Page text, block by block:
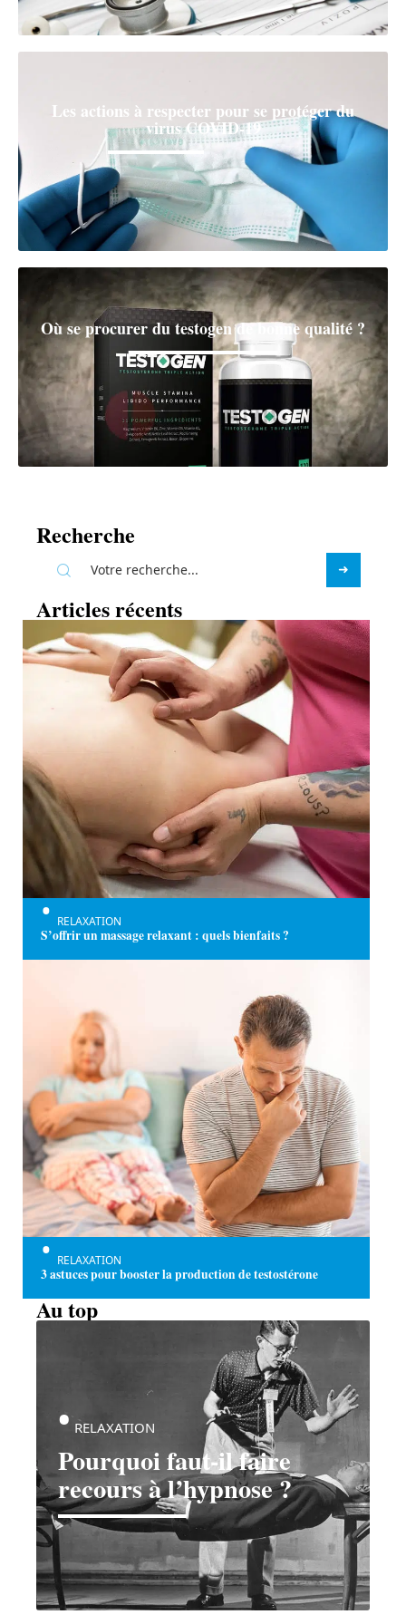
Les actions à respecter pour se protéger du
virus COVID-19
Où se procurer du testogen de bonne qualité ?
Recherche
Articles récents
RELAXATION
S’offrir un massage relaxant : quels bienfaits ?
RELAXATION
3 astuces pour booster la production de testostérone
Au top
Pourquoi faut-il faire
recours à l’hypnose ?
RELAXATION